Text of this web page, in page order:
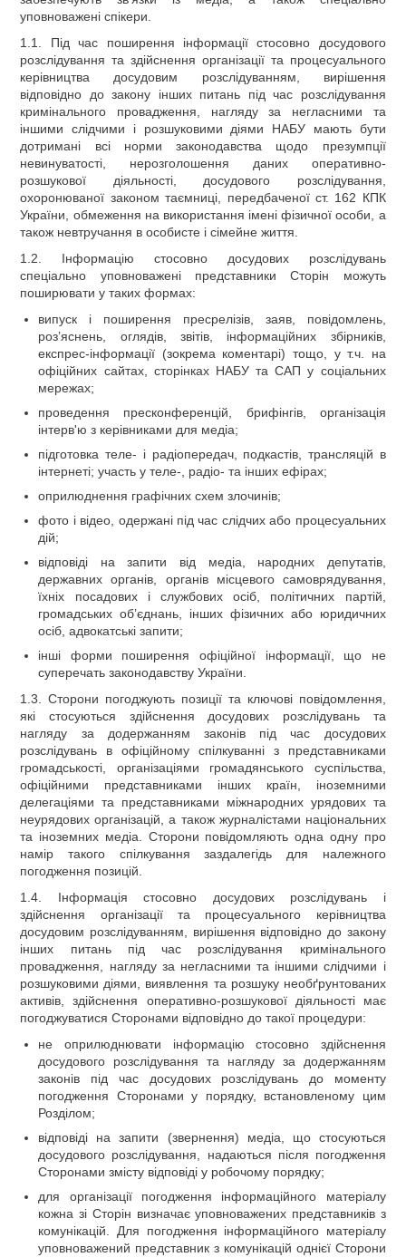
уповноважені спікери.
1.1. Під час поширення інформації стосовно досудового
розслідування та здійснення організації та процесуального
керівництва досудовим розслідуванням, вирішення
відповідно до закону інших питань під час розслідування
кримінального провадження, нагляду за негласними та
іншими слідчими і розшуковими діями НАБУ мають бути
дотримані всі норми законодавства щодо презумпції
невинуватості, нерозголошення даних оперативно-
розшукової діяльності, досудового розслідування,
охоронюваної законом таємниці, передбаченої ст. 162 КПК
України, обмеження на використання імені фізичної особи, а
також невтручання в особисте і сімейне життя.
1.2. Інформацію стосовно досудових розслідувань
спеціально уповноважені представники Сторін можуть
поширювати у таких формах:
випуск і поширення пресрелізів, заяв, повідомлень,
роз’яснень, оглядів, звітів, інформаційних збірників,
експрес-інформації (зокрема коментарі) тощо, у т.ч. на
офіційних сайтах, сторінках НАБУ та САП у соціальних
мережах;
проведення пресконференцій, брифінгів, організація
інтерв'ю з керівниками для медіа;
підготовка теле- і радіопередач, подкастів, трансляцій в
інтернеті; участь у теле-, радіо- та інших ефірах;
оприлюднення графічних схем злочинів;
фото і відео, одержані під час слідчих або процесуальних
дій;
відповіді на запити від медіа, народних депутатів,
державних органів, органів місцевого самоврядування,
їхніх посадових і службових осіб, політичних партій,
громадських об’єднань, інших фізичних або юридичних
осіб, адвокатські запити;
інші форми поширення офіційної інформації, що не
суперечать законодавству України.
1.3. Сторони погоджують позиції та ключові повідомлення,
які стосуються здійснення досудових розслідувань та
нагляду за додержанням законів під час досудових
розслідувань в офіційному спілкуванні з представниками
громадськості, організаціями громадянського суспільства,
офіційними представниками інших країн, іноземними
делегаціями та представниками міжнародних урядових та
неурядових організацій, а також журналістами національних
та іноземних медіа. Сторони повідомляють одна одну про
намір такого спілкування заздалегідь для належного
погодження позицій.
1.4. Інформація стосовно досудових розслідувань і
здійснення організації та процесуального керівництва
досудовим розслідуванням, вирішення відповідно до закону
інших питань під час розслідування кримінального
провадження, нагляду за негласними та іншими слідчими і
розшуковими діями, виявлення та розшуку необґрунтованих
активів, здійснення оперативно-розшукової діяльності має
погоджуватися Сторонами відповідно до такої процедури:
не оприлюднювати інформацію стосовно здійснення
досудового розслідування та нагляду за додержанням
законів під час досудових розслідувань до моменту
погодження Сторонами у порядку, встановленому цим
Розділом;
відповіді на запити (звернення) медіа, що стосуються
досудового розслідування, надаються після погодження
Сторонами змісту відповіді у робочому порядку;
для організації погодження інформаційного матеріалу
кожна зі Сторін визначає уповноважених представників з
комунікацій. Для погодження інформаційного матеріалу
уповноважений представник з комунікацій однієї Сторони